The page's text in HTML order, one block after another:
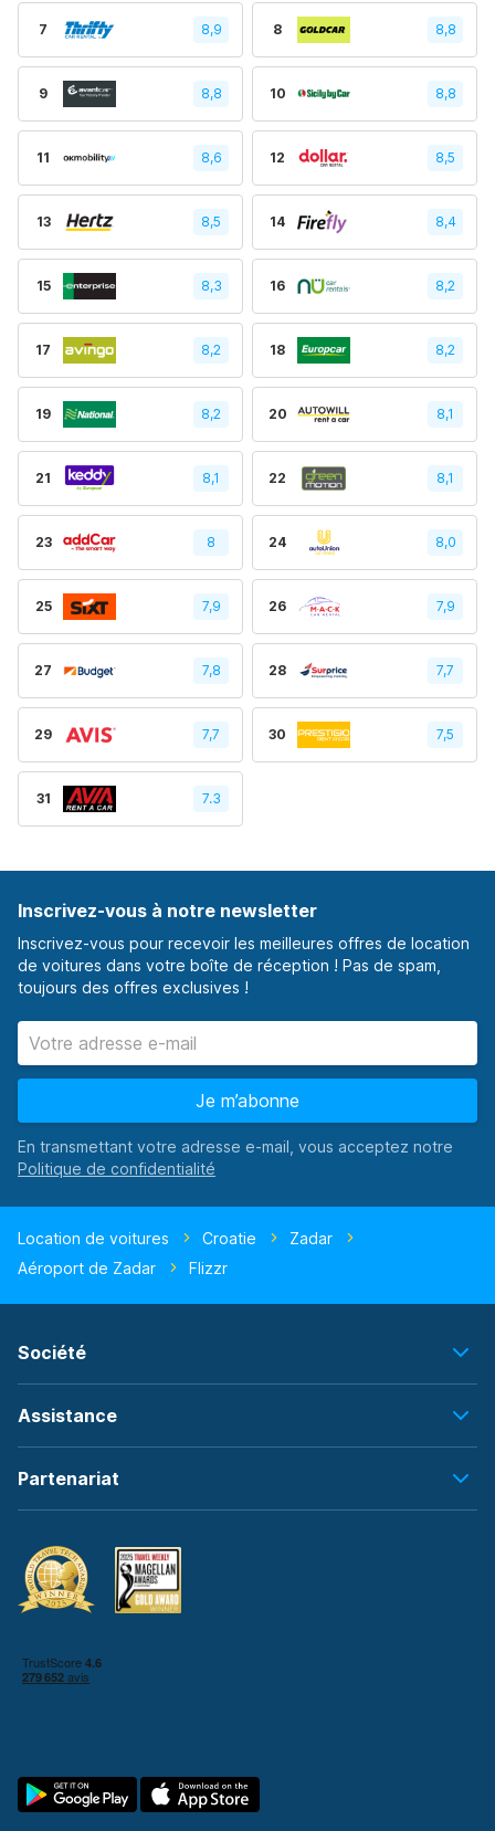
7 8,9 8 8,8
9 8,8 10 8,8
11 8,6 12 8,5
13 8,5 14 8,4
15 8,3 16 8,2
17 8,2 18 8,2
19 8,2 20 8,1
21 8,1 22 8,1
23 8 24 8,0
25 7,9 26 7,9
27 7,8 28 7,7
29 7,7 30 7,5
31 7.3
Inscrivez-vous à notre newsletter
Inscrivez-vous pour recevoir les meilleures offres de location
de voitures dans votre boîte de réception ! Pas de spam,
toujours des offres exclusives !
Je m’abonne
En transmettant votre adresse e-mail, vous acceptez notre
Location de voitures Croatie
Zadar
Aéroport de Zadar
Flizzr
Société
Assistance
Partenariat